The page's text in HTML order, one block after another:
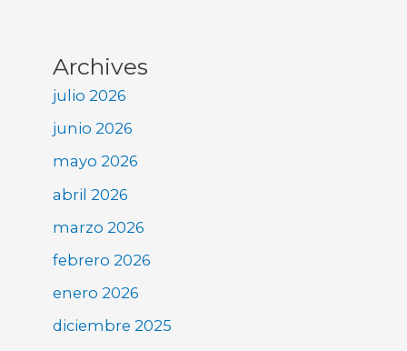
Archives
julio 2026
junio 2026
mayo 2026
abril 2026
marzo 2026
febrero 2026
enero 2026
diciembre 2025